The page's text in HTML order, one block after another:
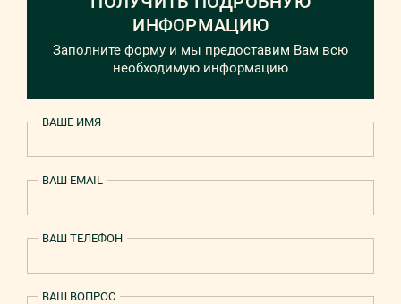
ИНФОРМАЦИЮ
Заполните форму и мы предоставим Вам всю
необходимую информацию
ВАШЕ ИМЯ
ВАШ EMAIL
ВАШ ТЕЛЕФОН
ВАШ ВОПРОС